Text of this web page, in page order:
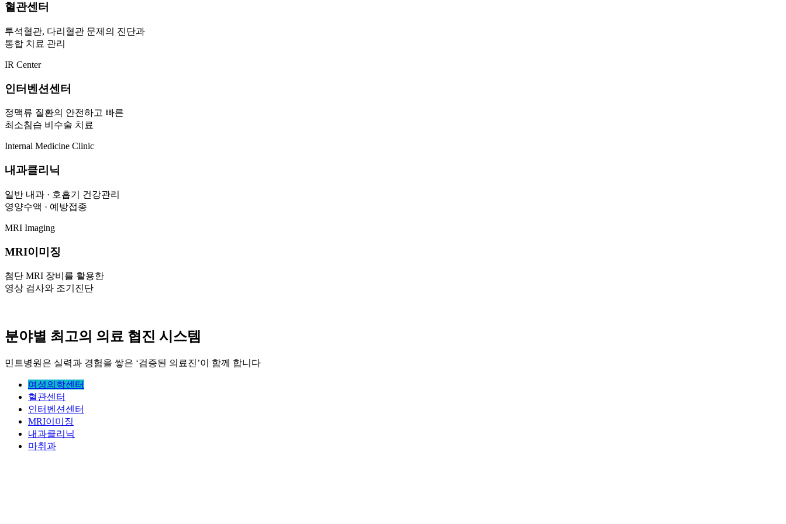
혈관센터
투석혈관, 다리혈관 문제의 진단과
통합 치료 관리
IR Center
인터벤션센터
정맥류 질환의 안전하고 빠른
최소침습 비수술 치료
Internal Medicine Clinic
내과클리닉
일반 내과 · 호흡기 건강관리
영양수액 · 예방접종
MRI Imaging
MRI이미징
첨단 MRI 장비를 활용한
영상 검사와 조기진단
분야별 최고의 의료 협진 시스템
민트병원은 실력과 경험을 쌓은 ‘검증된 의료진’이 함께 합니다
여성의학센터
혈관센터
인터벤션센터
MRI이미징
내과클리닉
마취과